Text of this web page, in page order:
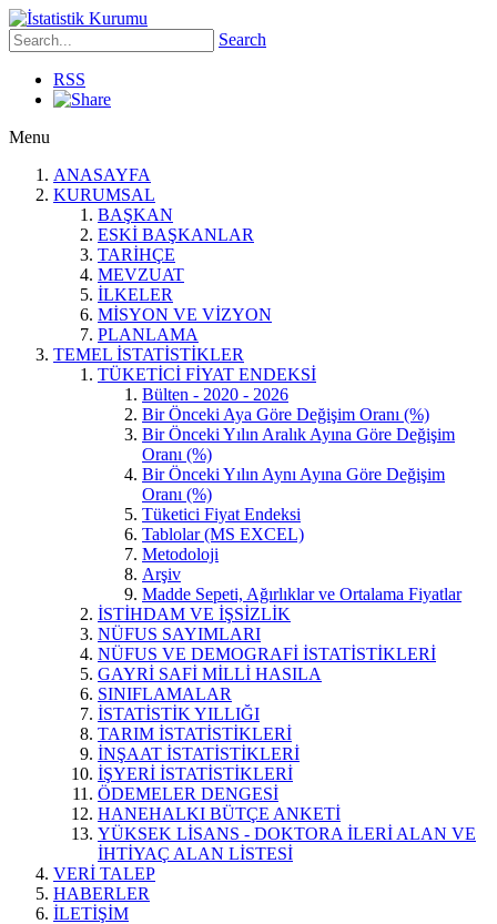
Search
RSS
Menu
ANASAYFA
KURUMSAL
BAŞKAN
ESKİ BAŞKANLAR
TARİHÇE
MEVZUAT
İLKELER
MİSYON VE VİZYON
PLANLAMA
TEMEL İSTATİSTİKLER
TÜKETİCİ FİYAT ENDEKSİ
Bülten - 2020 - 2026
Bir Önceki Aya Göre Değişim Oranı (%)
Bir Önceki Yılın Aralık Ayına Göre Değişim
Oranı (%)
Bir Önceki Yılın Aynı Ayına Göre Değişim
Oranı (%)
Tüketici Fiyat Endeksi
Tablolar (MS EXCEL)
Metodoloji
Arşiv
Madde Sepeti, Ağırlıklar ve Ortalama Fiyatlar
İSTİHDAM VE İŞSİZLİK
NÜFUS SAYIMLARI
NÜFUS VE DEMOGRAFİ İSTATİSTİKLERİ
GAYRİ SAFİ MİLLİ HASILA
SINIFLAMALAR
İSTATİSTİK YILLIĞI
TARIM İSTATİSTİKLERİ
İNŞAAT İSTATİSTİKLERİ
İŞYERİ İSTATİSTİKLERİ
ÖDEMELER DENGESİ
HANEHALKI BÜTÇE ANKETİ
YÜKSEK LİSANS - DOKTORA İLERİ ALAN VE
İHTİYAÇ ALAN LİSTESİ
VERİ TALEP
HABERLER
İLETİŞİM